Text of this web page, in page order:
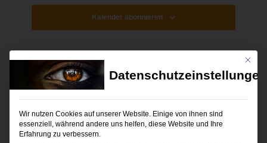
Kalender abonnieren
Mit
Datenschutzeinstellungen
Wir nutzen Cookies auf unserer Website. Einige von ihnen sind
essenziell, während andere uns helfen, diese Website und Ihre
Erfahrung zu verbessern.